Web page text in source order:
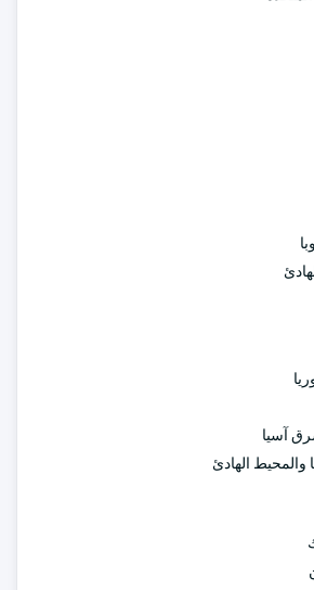
آسيا
والمحيط الهادئ